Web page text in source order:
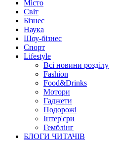
Місто
Світ
Бізнес
Наука
Шоу-бізнес
Спорт
Lifestyle
Всі новини розділу
Fashion
Food&Drinks
Мотори
Гаджети
Подорожі
Інтер'єри
Гемблінг
БЛОГИ ЧИТАЧІВ